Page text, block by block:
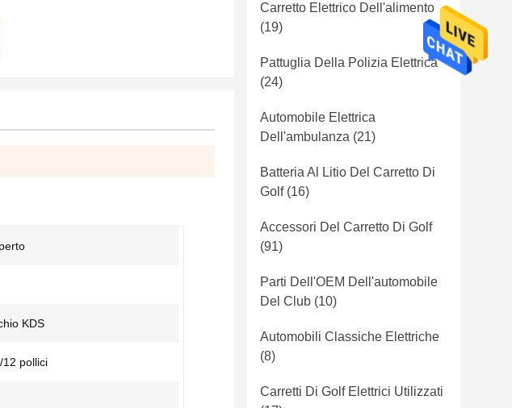
KDS
12 pollici
Carretto Elettrico Dell'alimento
(19)
Pattuglia Della Polizia Elettrica
(24)
Automobile Elettrica
Dell'ambulanza (21)
Batteria Al Litio Del Carretto Di
Golf(16)
Accessori Del Carretto Di Golf
(91)
Parti Dell'OEM Dell'automobile
Del Club (10)
Automobili Classiche Elettriche
(8)
Carretti Di Golf Elettrici Utilizzati